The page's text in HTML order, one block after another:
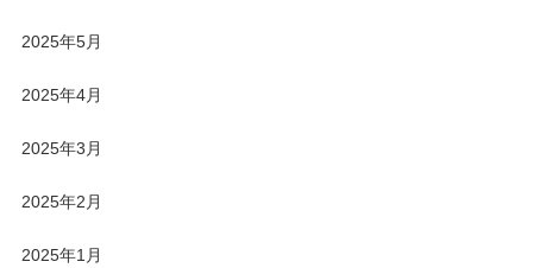
2025年5月
2025年4月
2025年3月
2025年2月
2025年1月